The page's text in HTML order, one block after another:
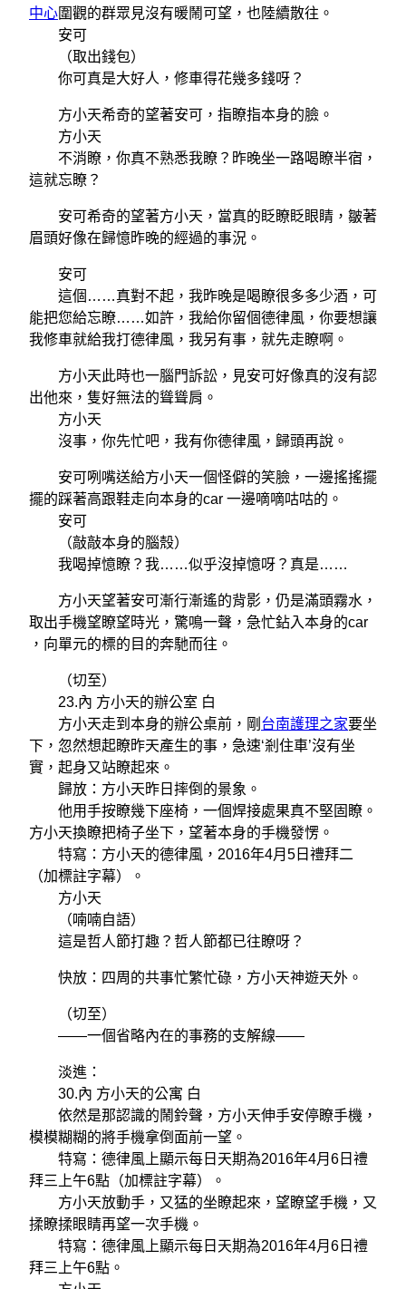
中心圍觀的群眾見沒有暖鬧可望，也陸續散往。
安可
（取出錢包）
你可真是大好人，修車得花幾多錢呀？
方小天希奇的望著安可，指瞭指本身的臉。
方小天
不消瞭，你真不熟悉我瞭？昨晚坐一路喝瞭半宿，
這就忘瞭？
安可希奇的望著方小天，當真的眨瞭眨眼睛，皺著
眉頭好像在歸憶昨晚的經過的事況。
安可
這個……真對不起，我昨晚是喝瞭很多多少酒，可
能把您給忘瞭……如許，我給你留個德律風，你要想讓
我修車就給我打德律風，我另有事，就先走瞭啊。
方小天此時也一腦門訴訟，見安可好像真的沒有認
出他來，隻好無法的聳聳肩。
方小天
沒事，你先忙吧，我有你德律風，歸頭再說。
安可咧嘴送給方小天一個怪僻的笑臉，一邊搖搖擺
擺的踩著高跟鞋走向本身的car 一邊嘀嘀咕咕的。
安可
（敲敲本身的腦殼）
我喝掉憶瞭？我……似乎沒掉憶呀？真是……
方小天望著安可漸行漸遙的背影，仍是滿頭霧水，
取出手機望瞭望時光，驚鳴一聲，急忙鉆入本身的car
，向單元的標的目的奔馳而往。
（切至）
23.內 方小天的辦公室 白
方小天走到本身的辦公桌前，剛 台南護理之家要坐
下，忽然想起瞭昨天產生的事，急速‘剎住車’沒有坐
實，起身又站瞭起來。
歸放：方小天昨日摔倒的景象。
他用手按瞭幾下座椅，一個焊接處果真不堅固瞭。
方小天換瞭把椅子坐下，望著本身的手機發愣。
特寫：方小天的德律風，2016年4月5日禮拜二
（加標註字幕）。
方小天
（喃喃自語）
這是哲人節打趣？哲人節都已往瞭呀？
快放：四周的共事忙繁忙碌，方小天神遊天外。
（切至）
——一個省略內在的事務的支解線——
淡進：
30.內 方小天的公寓 白
依然是那認識的鬧鈴聲，方小天伸手安停瞭手機，
模模糊糊的將手機拿倒面前一望。
特寫：德律風上顯示每日天期為2016年4月6日禮
拜三上午6點（加標註字幕）。
方小天放動手，又猛的坐瞭起來，望瞭望手機，又
揉瞭揉眼睛再望一次手機。
特寫：德律風上顯示每日天期為2016年4月6日禮
拜三上午6點。